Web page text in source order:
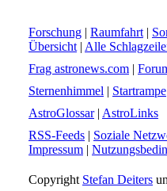
Forschung | Raumfahrt |
Übersicht | Alle
Frag astronews.com |
Sternenhimmel | Startrampe
AstroGlossar| AstroLinks
RSS-Feeds | Soziale
Impressum |
Copyright Stefan Deiters